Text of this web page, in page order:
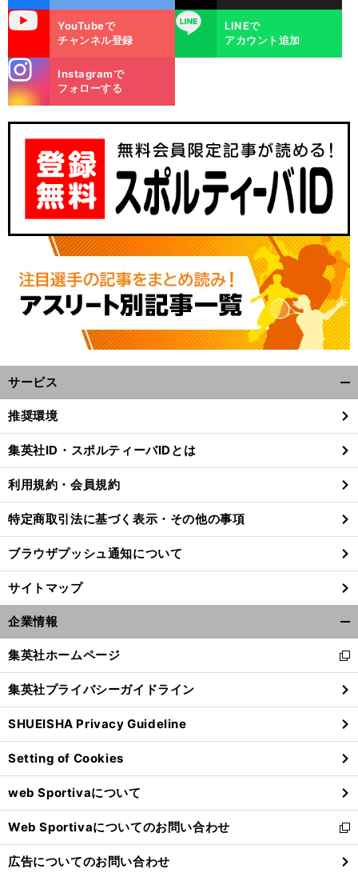
前
YouTubeで
チャンネル登録
LINE
LINEで
アカウント追加
m
Instagramで
フォローする
サービス
閉
る
推奨環境
集英社ID・スポルティーバIDとは
利用規約・会員規約
特定商取引法に基づく表示・その他の事項
ブラウザプッシュ通知について
サイトマップ
企業情報
閉
る
集英社ホームページ
新
し
い
ウ
ィ
ン
ド
ウ
で
開
く
集英社プライバシーガイドライン
SHUEISHA Privacy Guideline
Setting of Cookies
web Sportivaについて
Web Sportivaについてのお問い合わせ
新
し
い
広告についてのお問い合わせ